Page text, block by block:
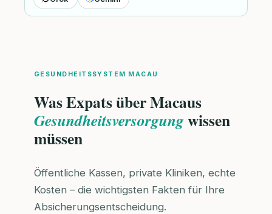
GESUNDHEITSSYSTEM MACAU
Was Expats über Macaus
Gesundheitsversorgungwissen
müssen
Öffentliche Kassen, private Kliniken, echte
Kosten – die wichtigsten Fakten für Ihre
Absicherungsentscheidung.